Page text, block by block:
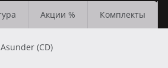
Акции % Комплекты
(CD)